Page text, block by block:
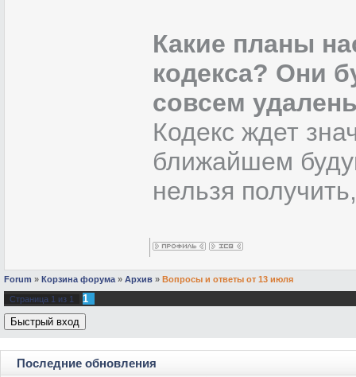
Какие планы
кодекса? Они
совсем
Кодекс ждет
ближайшем
нельзя
Forum » Корзина форума » Архив » Вопросы и ответы от 13 июля
Страница 1 из 1 1
Последние обновления